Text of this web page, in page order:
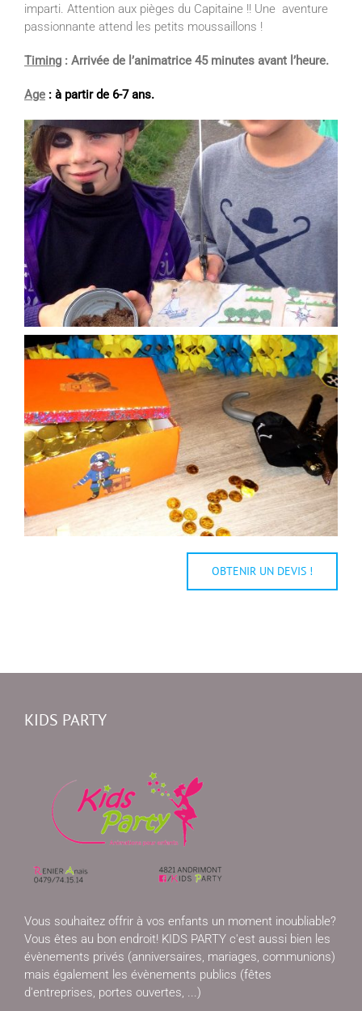
imparti. Attention aux pièges du Capitaine !! Une aventure
passionnante attend les petits moussaillons !
Timing : Arrivée de l’animatrice 45 minutes avant l’heure.
Age : à partir de 6-7 ans.
OBTENIR UN DEVIS !
KIDS PARTY
Vous souhaitez offrir à vos enfants un moment inoubliable?
Vous êtes au bon endroit! KIDS PARTY c'est aussi bien les
évènements privés (anniversaires, mariages, communions)
mais également les évènements publics (fêtes
d'entreprises, portes ouvertes, ...)